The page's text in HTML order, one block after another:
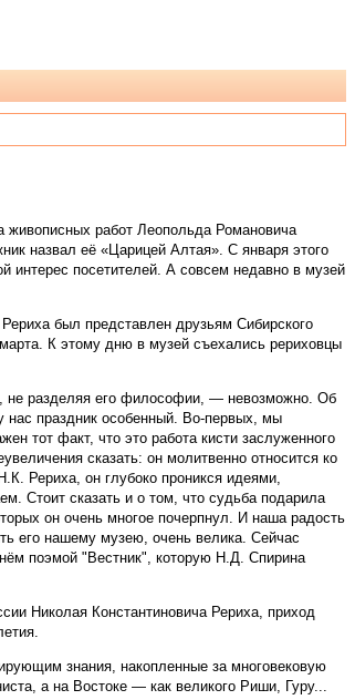
живописных работ Леопольда Романовича
назвал её «Царицей Алтая». С января этого
интерес посетителей. А совсем недавно в музей
был представлен друзьям Сибирского
К этому дню в музей съехались рериховцы
не разделяя его философии, — невозможно. Об
нас праздник особенный. Во-первых, мы
тот факт, что это работа кисти заслуженного
сказать: он молитвенно относится ко
Рериха, он глубоко проникся идеями,
Стоит сказать и о том, что судьба подарила
он очень многое почерпнул. И наша радость
его нашему музею, очень велика. Сейчас
поэмой "Вестник", которую Н.Д. Спирина
Николая Константиновича Рериха, приход
знания, накопленные за многовековую
а на Востоке — как великого Риши, Гуру...